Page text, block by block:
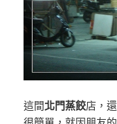
這間北門蒸餃店，